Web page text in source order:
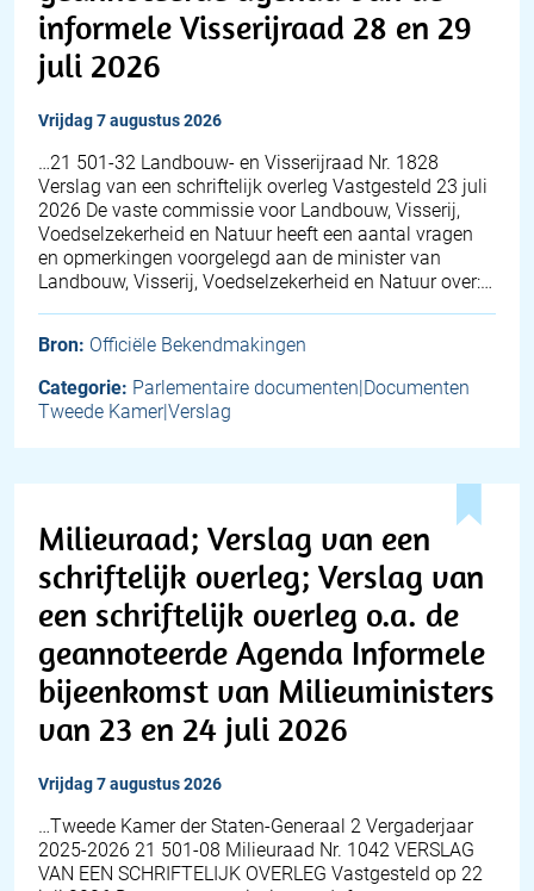
informele Visserijraad 28 en 29
juli 2026
vrijdag 7 augustus 2026
…21 501-32 Landbouw- en Visserijraad Nr. 1828
Verslag van een schriftelijk overleg Vastgesteld 23 juli
2026 De vaste commissie voor Landbouw, Visserij,
Voedselzekerheid en Natuur heeft een aantal vragen
en opmerkingen voorgelegd aan de minister van
Landbouw, Visserij, Voedselzekerheid en Natuur over:…
Bron: Officiële Bekendmakingen
Categorie: Parlementaire documenten|Documenten
Tweede Kamer|Verslag
Milieuraad; Verslag van een
schriftelijk overleg; Verslag van
een schriftelijk overleg o.a. de
geannoteerde Agenda Informele
bijeenkomst van Milieuministers
van 23 en 24 juli 2026
vrijdag 7 augustus 2026
…Tweede Kamer der Staten-Generaal 2 Vergaderjaar
2025-2026 21 501-08 Milieuraad Nr. 1042 VERSLAG
VAN EEN SCHRIFTELIJK OVERLEG Vastgesteld op 22